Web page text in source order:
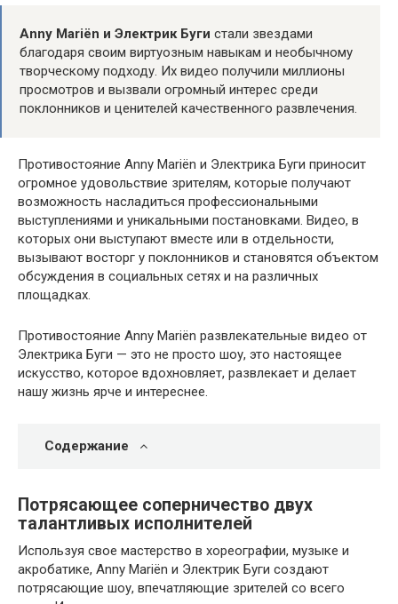
Anny Mariën и Электрик Буги стали звездами
благодаря своим виртуозным навыкам и необычному
творческому подходу. Их видео получили миллионы
просмотров и вызвали огромный интерес среди
поклонников и ценителей качественного развлечения.
Противостояние Anny Mariën и Электрика Буги приносит
огромное удовольствие зрителям, которые получают
возможность насладиться профессиональными
выступлениями и уникальными постановками. Видео, в
которых они выступают вместе или в отдельности,
вызывают восторг у поклонников и становятся объектом
обсуждения в социальных сетях и на различных
площадках.
Противостояние Anny Mariën развлекательные видео от
Электрика Буги — это не просто шоу, это настоящее
искусство, которое вдохновляет, развлекает и делает
нашу жизнь ярче и интереснее.
Содержание
Потрясающее соперничество двух
талантливых исполнителей
Используя свое мастерство в хореографии, музыке и
акробатике, Anny Mariën и Электрик Буги создают
потрясающие шоу, впечатляющие зрителей со всего